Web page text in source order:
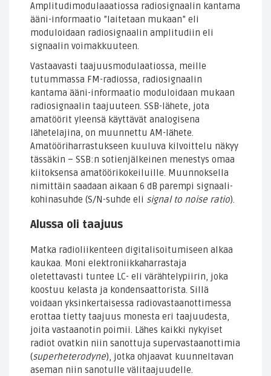
Amplitudimodulaaatiossa radiosignaalin kantama
ääni-informaatio ”laitetaan mukaan” eli
moduloidaan radiosignaalin amplitudiin eli
signaalin voimakkuuteen.
Vastaavasti taajuusmodulaatiossa, meille
tutummassa FM-radiossa, radiosignaalin
kantama ääni-informaatio moduloidaan mukaan
radiosignaalin taajuuteen. SSB-lähete, jota
amatöörit yleensä käyttävät analogisena
lähetelajina, on muunnettu AM-lähete.
Amatööriharrastukseen kuuluva kilvoittelu näkyy
tässäkin – SSB:n sotienjälkeinen menestys omaa
kiitoksensa amatöörikokeiluille. Muunnoksella
nimittäin saadaan aikaan 6 dB parempi signaali-
kohinasuhde (S/N-suhde eli signal to noise ratio).
Alussa oli taajuus
Matka radioliikenteen digitalisoitumiseen alkaa
kaukaa. Moni elektroniikkaharrastaja
oletettavasti tuntee LC- eli värähtelypiirin, joka
koostuu kelasta ja kondensaattorista. Sillä
voidaan yksinkertaisessa radiovastaanottimessa
erottaa tietty taajuus monesta eri taajuudesta,
joita vastaanotin poimii. Lähes kaikki nykyiset
radiot ovatkin niin sanottuja supervastaanottimia
(superheterodyne), jotka ohjaavat kuunneltavan
aseman niin sanotulle välitaajuudelle.